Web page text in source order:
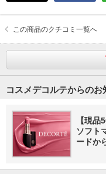
この商品のクチコミ一覧へ
コスメデコルテからのお
【現
ソフト
ードか